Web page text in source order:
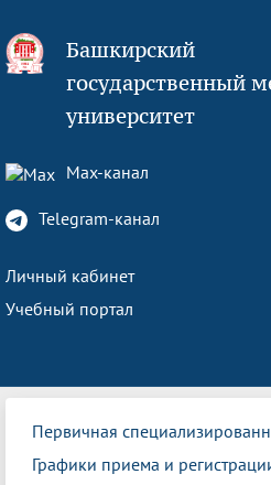
Башкирский
государственный
университет
Max-канал
Telegram-канал
Личный кабинет
Учебный портал
Первичная
Графики приема и